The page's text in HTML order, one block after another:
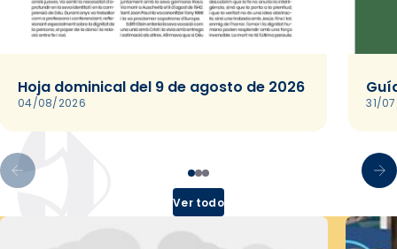
Hoja dominical del 9 de agosto de 2026
04/08/2026 31/
Ver todo